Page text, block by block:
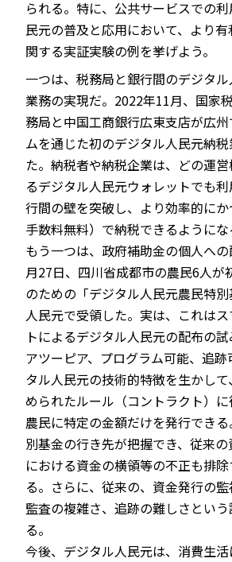
られる。特に、公共サービスでの
民元の普及と応用において、より
関する実証実験の例を挙げよう。
一つは、税務局と銀行間のデジタ
業務の実現だ。2022年11月、国家
務局と中国工商銀行広東支店が広
ムを通じた初のデジタル人民元納
た。納税者や納税企業は、どの運
るデジタル人民元ウォレットでも
行間の壁を突破し、より効率的に
手数料無料）で納税できるようにな
もう一つは、政府補助金の個人へ
月27日、四川省成都市の農民6人が
のための「デジタル人民元農民特
人民元で受領した。実は、これは
トによるデジタル人民元の配布の
アツーピア、プログラム可能、追
タル人民元の技術的特徴を生かし
められたルール（コントラクト）
農民に特定の金額だけを発行でき
別基金の行き先が把握でき、従来
における資金の横領等の不正も排
る。さらに、従来の、資金発行の監
監査の複雑さ、追跡の難しさとい
る。
今後、デジタル人民元は、消費生